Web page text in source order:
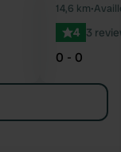
Favoriet14,6 km•
4 3
0 - 0